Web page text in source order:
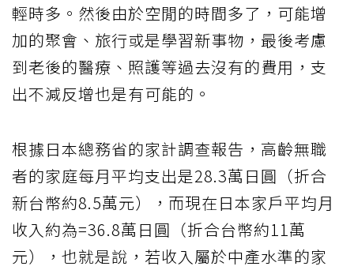
輕時多。然後由於空閒的時間多了，可能增
加的聚會、旅行或是學習新事物，最後考慮
到老後的醫療、照護等過去沒有的費用，支
出不減反增也是有可能的。
根據日本總務省的家計調查報告，高齡無職
者的家庭每月平均支出是28.3萬日圓（折合
新台幣約8.5萬元），而現在日本家戶平均月
收入約為=36.8萬日圓（折合台幣約11萬
元），也就是說，若收入屬於中產水準的家